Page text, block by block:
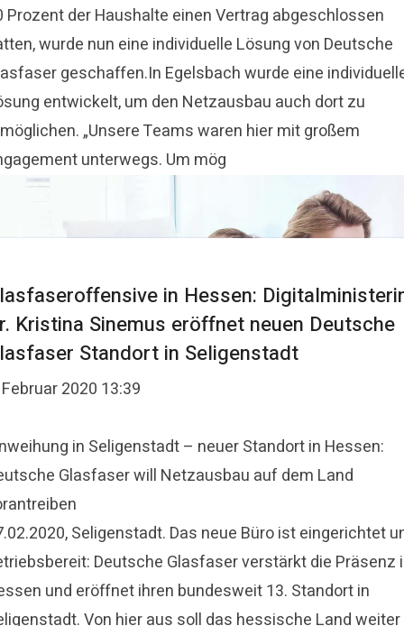
Prozent der Haushalte einen Vertrag abgeschlossen
wurde nun eine individuelle Lösung von Deutsche
geschaffen.In Egelsbach wurde eine
entwickelt, um den Netzausbau auch dort zu
„Unsere Teams waren hier mit großem
unterwegs. Um mög
in Hessen:
Kristina Sinemus eröffnet neuen Deutsche
Standort in Seligenstadt
2020 13:39
in Seligenstadt – neuer Standort in Hessen:
Glasfaser will Netzausbau auf dem Land
Seligenstadt. Das neue Büro ist eingerichtet
Deutsche Glasfaser verstärkt die Präsenz
und eröffnet ihren bundesweit 13. Standort in
Von hier aus soll das hessische Land weiter